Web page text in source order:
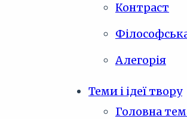
Контраст
Алегорія
Теми і ідеї твору
Головна